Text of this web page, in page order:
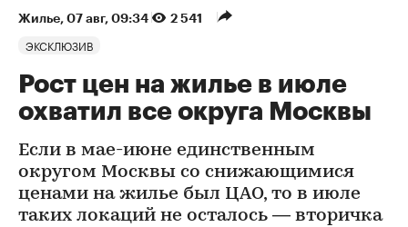
Жилье⁠, 07 авг, 09:34 2 541
ЭКСКЛЮЗИВ
Рост цен на жилье в июле
охватил все округа Москвы
Если в мае-июне единственным
округом Москвы со снижающимися
ценами на жилье был ЦАО, то в июле
таких локаций не осталось — вторичка